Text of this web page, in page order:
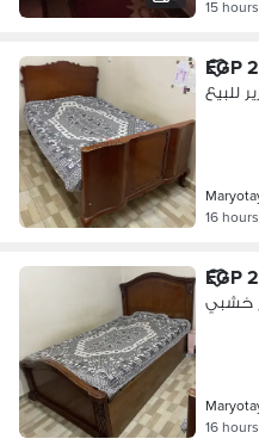
15
EGP
للبيع
16
EGP
16